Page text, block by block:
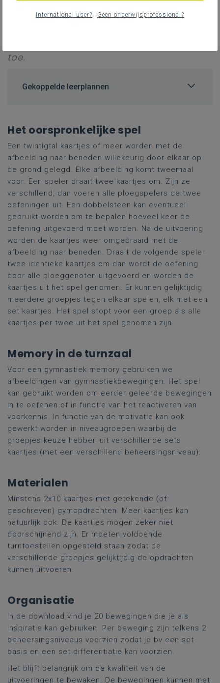
gymnastiek is het ombouwen van
toe.
Gekoppelde leerplannen
Het oorspronkelijke spel
Een twintigtal kaartjes of meer worden met de
afbeelding naar beneden willekeurig door elkaar op
de grond gelegd. Elke afbeelding komt tweemaal
voor. Een speler draait twee kaartjes om. Zijn ze
verschillend, dan voeren alle ploegspelers de twee
oefeningen uit. Een dobbelsteen kan eventueel
gebruikt worden om te bepalen hoeveel keer de
oefening uitgevoerd moet worden. Na de uitvoering
worden de kaartjes weer omgedraaid met de
afbeelding naar beneden. Draait de volgende speler
twee identieke kaartjes om dan wordt de oefening
door alle ploeggenoten uitgevoerd en worden de
kaartjes uit het spel genomen. Er kunnen gelijktijdig
meerdere groepjes tegen elkaar spelen, elk met een
set kaartjes. Het spel stopt voor een groep als alle
kaartjes per twee uit het spel genomen zijn.
Memory in de turnzaal
Voor een gymnastiek memory gebruiken we
afbeeldingen van gymnastiekbewegingen. Het spel
kan gebruikt worden om eerder geleerde bewegingen
in te oefenen of in functie van het reactiveren van
voorkennis. In functie van de motivatie kan ook
gewerkt worden in niveaugroepen waarbij de
groepjes keuze hebben uit verschillende sets
kaartjes (met een verschillend beheersingsniveau).
Materialen
Minstens 2x10 kaartjes met getekende (of
geschreven) gymopdrachten. Meer kaartjes kan
natuurlijk ook. De kaartjes mogen zeker niet
doorschijnend zijn. Er moeten voldoende
turntoestellen opgesteld staan zodat de
verschillende groepjes gelijktijdig de opdrachten
kunnen uitvoeren.
Organisatie
In de download vind je 20 bewegingen die je als
inspiratie kan gebruiken. Per beweging zijn telkens 2
beheersingsniveaus voorzien zodat je bv een set
basis en een set differentiatie kan voorzien.
Het blijft belangrijk om de kwaliteit van de
uitvoeringen te bewaken. De bewegingen kunnen met
International user? Geen onderwijsprofessional?